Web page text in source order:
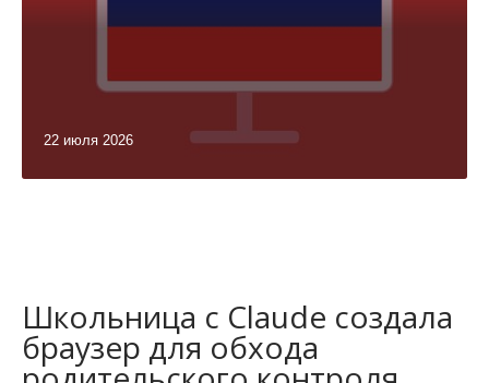
22 июля 2026
Школьница с Claude создала
браузер для обхода